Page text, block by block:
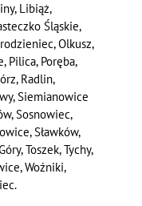
Libiąż,
Śląskie,
Olkusz,
Pilica, Poręba,
Radlin,
Siemianowice
Sosnowiec,
Sławków,
Toszek, Tychy,
Woźniki,